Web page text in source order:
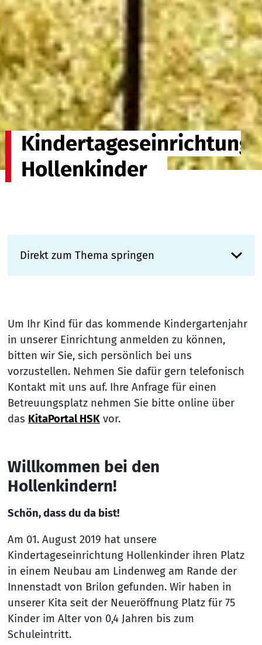
Kindertageseinrichtung
Hollenkinder
Direkt zum Thema springen
Um Ihr Kind für das kommende Kindergartenjahr
in unserer Einrichtung anmelden zu können,
bitten wir Sie, sich persönlich bei uns
vorzustellen. Nehmen Sie dafür gern telefonisch
Kontakt mit uns auf. Ihre Anfrage für einen
Betreuungsplatz nehmen Sie bitte online über
das KitaPortal HSKvor.
Willkommen bei den
Hollenkindern!
Schön, dass du da bist!
Am 01. August 2019 hat unsere
Kindertageseinrichtung Hollenkinder ihren Platz
in einem Neubau am Lindenweg am Rande der
Innenstadt von Brilon gefunden. Wir haben in
unserer Kita seit der Neueröffnung Platz für 75
Kinder im Alter von 0,4 Jahren bis zum
Schuleintritt.